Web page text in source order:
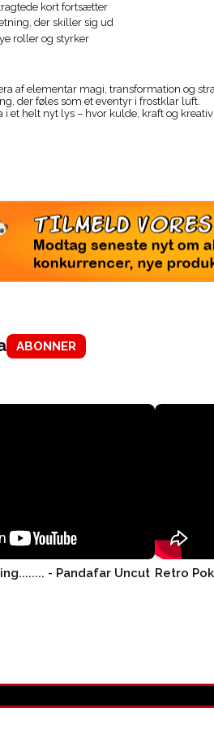
kort fortsætter
der skiller sig ud
roller og styrker
af elementar magi, transformation og
der føles som et eventyr i frostklar luft.
et helt nyt lys – hvor kulde, kraft og
TILMELD
Modtag seneste nyt om alt
konkurrencer, nye
ABONNER
- Pandafar Uncut